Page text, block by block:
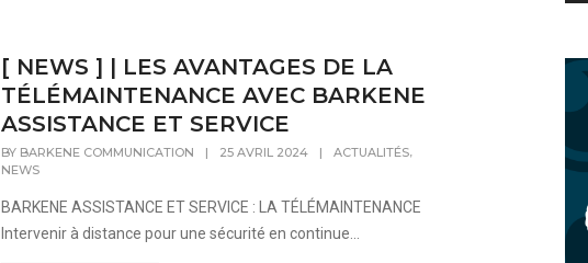
[ NEWS ] | LES AVANTAGES DE LA
TÉLÉMAINTENANCE AVEC BARKENE
ASSISTANCE ET SERVICE
BY BARKENE COMMUNICATION | 25 AVRIL 2024 | ACTUALITÉS,
NEWS
BARKENE ASSISTANCE ET SERVICE : LA TÉLÉMAINTENANCE
Intervenir à distance pour une sécurité en continue...